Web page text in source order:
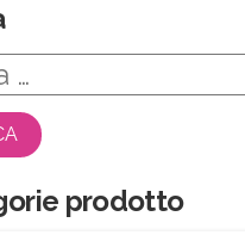
prodotto